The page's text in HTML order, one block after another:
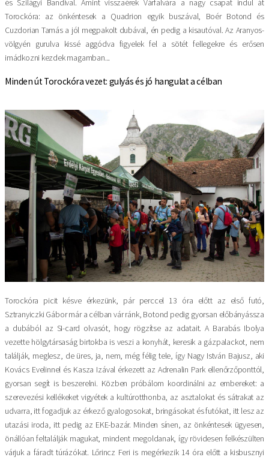
Torockóra: az önkéntesek a Quadrion egyik buszával, Boér Botond és
Cuzdorian Tamás a jól megpakolt dubával, én pedig a kisautóval. Az Aranyos-
völgyén gurulva kissé aggódva figyelek fel a sötét fellegekre és erősen
imádkozni kezdek magamban...
Minden út Torockóra vezet: gulyás és jó hangulat a célban
Torockóra picit késve érkezünk, pár perccel 13 óra előtt az első futó,
Sztranyiczki Gábor már a célban vár ránk, Botond pedig gyorsan előbányássza
a dubából az SI-card olvasót, hogy rögzítse az adatait. A Barabás Ibolya
vezette hölgytársaság birtokba is veszi a konyhát, keresik a gázpalackot, nem
találják, meglesz, de üres, ja, nem, még félig tele, így Nagy István Bajusz, aki
Kovács Evelinnel és Kasza Izával érkezett az Adrenalin Park ellenőrzőponttól,
gyorsan segít is beszerelni. Közben próbálom koordinálni az embereket: a
szerevezési kellékeket vigyétek a kultúrotthonba, az asztalokat és sátrakat az
udvarra, itt fogadjuk az érkező gyalogosokat, bringásokat és futókat, itt lesz az
utazási iroda, itt pedig az EKE-bazár. Minden sínen, az önkéntesek ügyesen,
önállóan feltalálják magukat, mindent megoldanak, így rövidesen felkészülten
várjuk a fáradt túrázókat. Lőrincz Feri is megérkezik 14 óra előtt a kisbusznyi